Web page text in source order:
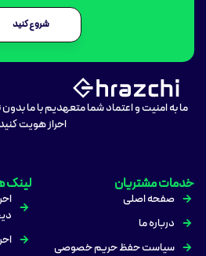
شروع کنید
ما به امنیت و اعتماد شما متعهدیم با ما
احراز هویت
خدمات مشتریان
صفحه اصلی
درباره ما
سیاست حفظ حریم خصوصی
لینک